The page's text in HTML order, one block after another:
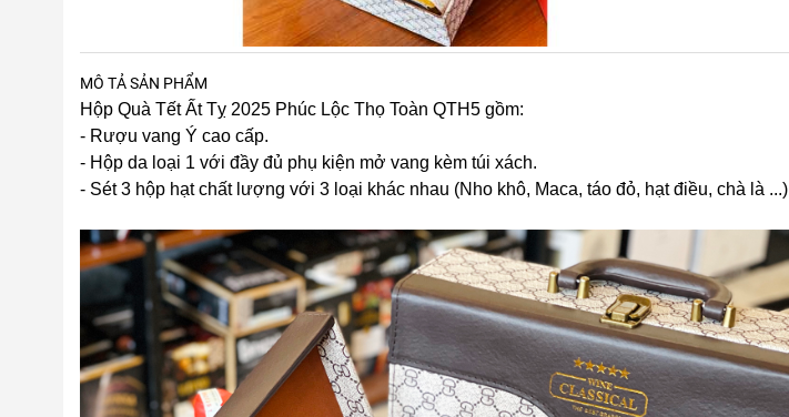
MÔ TẢ SẢN PHẨM
Hộp Quà Tết Ất Tỵ 2025 Phúc Lộc Thọ Toàn QTH5 gồm:
- Rượu vang Ý cao cấp.
- Hộp da loại 1 với đầy đủ phụ kiện mở vang kèm túi xách.
- Sét 3 hộp hạt chất lượng với 3 loại khác nhau (Nho khô, Maca, táo đỏ, hạt điều, chà là ...)